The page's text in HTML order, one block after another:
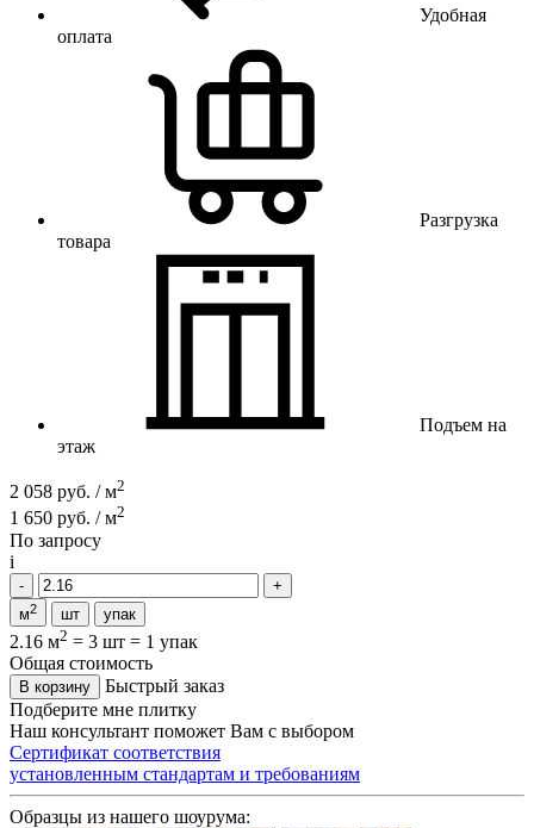
Удобная
оплата
Разгрузка
товара
Подъем на
этаж
2 058 руб. / м2
1 650 руб. / м2
По запросу
i
м2 шт упак
2.16 м2 = 3 шт = 1 упак
Общая стоимость
В корзину
Быстрый заказ
Подберите мне плитку
Наш консультант поможет Вам с выбором
Сертификат соответствия
установленным стандартам и требованиям
Образцы из нашего шоурума: